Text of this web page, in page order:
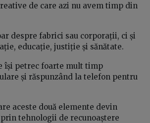
de care azi nu avem timp din
despre fabrici sau corporații, ci și
educație, justiție și sănătate.
își petrec foarte mult timp
și răspunzând la telefon pentru
aceste două elemente devin
tehnologii de recunoaștere